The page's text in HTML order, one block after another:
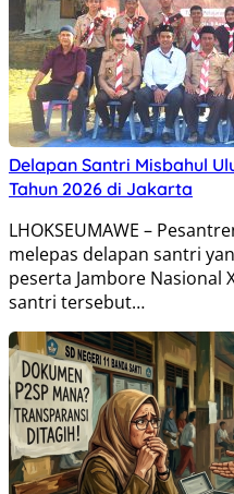
Delapan Santri Misbahul
Tahun 2026 di Jakarta
LHOKSEUMAWE –
melepas delapan santri
peserta Jambore Nasional
santri tersebut…